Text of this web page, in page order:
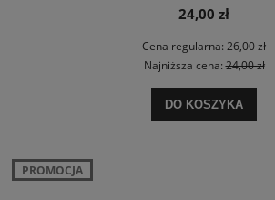
24,00 zł
Cena regularna: 26,00 zł
Najniższa cena:24,00 zł
DO KOSZYKA
PROMOCJA